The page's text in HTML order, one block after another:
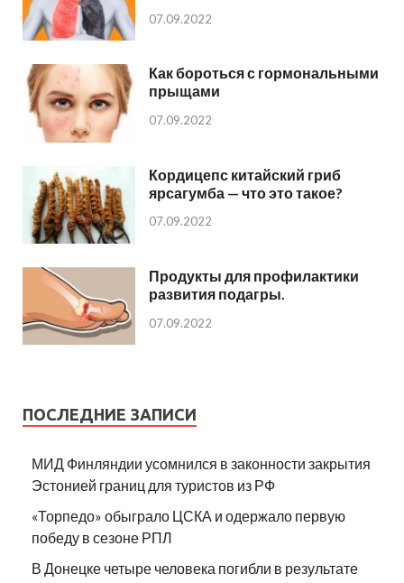
07.09.2022
Как бороться с гормональными
прыщами
07.09.2022
Кордицепс китайский гриб
ярсагумба — что это такое?
07.09.2022
Продукты для профилактики
развития подагры.
07.09.2022
ПОСЛЕДНИЕ ЗАПИСИ
МИД Финляндии усомнился в законности закрытия
Эстонией границ для туристов из РФ
«Торпедо» обыграло ЦСКА и одержало первую
победу в сезоне РПЛ
В Донецке четыре человека погибли в результате